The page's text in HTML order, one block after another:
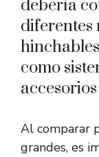
debería
diferentes
como
Al comparar
grandes, es